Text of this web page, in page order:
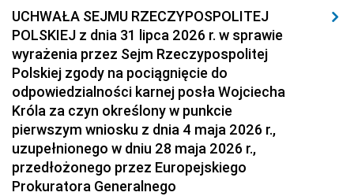
UCHWAŁA SEJMU RZECZYPOSPOLITEJ
POLSKIEJ z dnia 31 lipca 2026 r. w sprawie
wyrażenia przez Sejm Rzeczypospolitej
Polskiej zgody na pociągnięcie do
odpowiedzialności karnej posła Wojciecha
Króla za czyn określony w punkcie
pierwszym wniosku z dnia 4 maja 2026 r.,
uzupełnionego w dniu 28 maja 2026 r.,
przedłożonego przez Europejskiego
Prokuratora Generalnego